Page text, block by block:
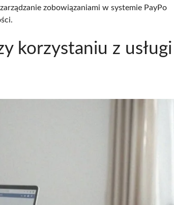
zobowiązaniami w systemie PayPo
korzystaniu z usługi